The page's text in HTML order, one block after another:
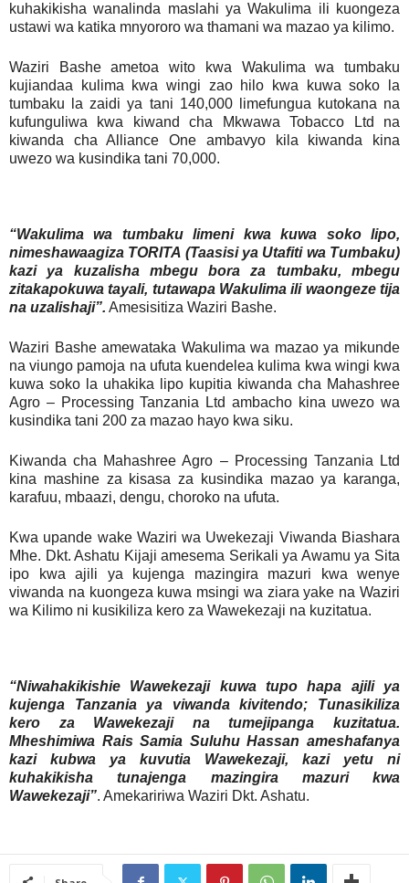
kuhakikisha wanalinda maslahi ya Wakulima ili kuongeza
ustawi wa katika mnyororo wa thamani wa mazao ya kilimo.
Waziri Bashe ametoa wito kwa Wakulima wa tumbaku
kujiandaa kulima kwa wingi zao hilo kwa kuwa soko la
tumbaku la zaidi ya tani 140,000 limefungua kutokana na
kufunguliwa kwa kiwand cha Mkwawa Tobacco Ltd na
kiwanda cha Alliance One ambavyo kila kiwanda kina
uwezo wa kusindika tani 70,000.
“Wakulima wa tumbaku limeni kwa kuwa soko lipo,
nimeshawaagiza TORITA (Taasisi ya Utafiti wa Tumbaku)
kazi ya kuzalisha mbegu bora za tumbaku, mbegu
zitakapokuwa tayali, tutawapa Wakulima ili waongeze tija
na uzalishaji”. Amesisitiza Waziri Bashe.
Waziri Bashe amewataka Wakulima wa mazao ya mikunde
na viungo pamoja na ufuta kuendelea kulima kwa wingi kwa
kuwa soko la uhakika lipo kupitia kiwanda cha Mahashree
Agro – Processing Tanzania Ltd ambacho kina uwezo wa
kusindika tani 200 za mazao hayo kwa siku.
Kiwanda cha Mahashree Agro – Processing Tanzania Ltd
kina mashine za kisasa za kusindika mazao ya karanga,
karafuu, mbaazi, dengu, choroko na ufuta.
Kwa upande wake Waziri wa Uwekezaji Viwanda Biashara
Mhe. Dkt. Ashatu Kijaji amesema Serikali ya Awamu ya Sita
ipo kwa ajili ya kujenga mazingira mazuri kwa wenye
viwanda na kuongeza kuwa msingi wa ziara yake na Waziri
wa Kilimo ni kusikiliza kero za Wawekezaji na kuzitatua.
“Niwahakikishie Wawekezaji kuwa tupo hapa ajili ya
kujenga Tanzania ya viwanda kivitendo; Tunasikiliza
kero za Wawekezaji na tumejipanga kuzitatua.
Mheshimiwa Rais Samia Suluhu Hassan ameshafanya
kazi kubwa ya kuvutia Wawekezaji, kazi yetu ni
kuhakikisha tunajenga mazingira mazuri kwa
Wawekezaji”. Amekaririwa Waziri Dkt. Ashatu.